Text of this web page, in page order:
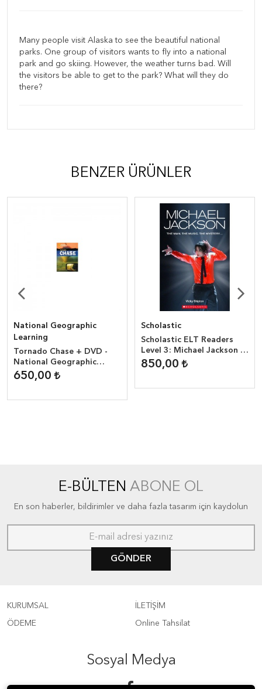
Many people visit Alaska to see the beautiful national
parks. One group of visitors wants to fly into a national
park and go skiing. However, the weather turns bad. Will
the visitors be able to get to the park? What will they do
there?
BENZER ÜRÜNLER
National Geographic
Learning
Tornado Chase + DVD -
National Geographic
Reader ( 1900 headwords
650,00
Scholastic
Scholastic ELT Readers
Level 3: Michael Jackson +
CD
850,00
E-BÜLTEN ABONE OL
En son haberler, bildirimler ve daha fazla tasarım için kaydolun
GÖNDER
KURUMSAL
ÖDEME
İLETİŞİM
Online Tahsilat
Sosyal Medya